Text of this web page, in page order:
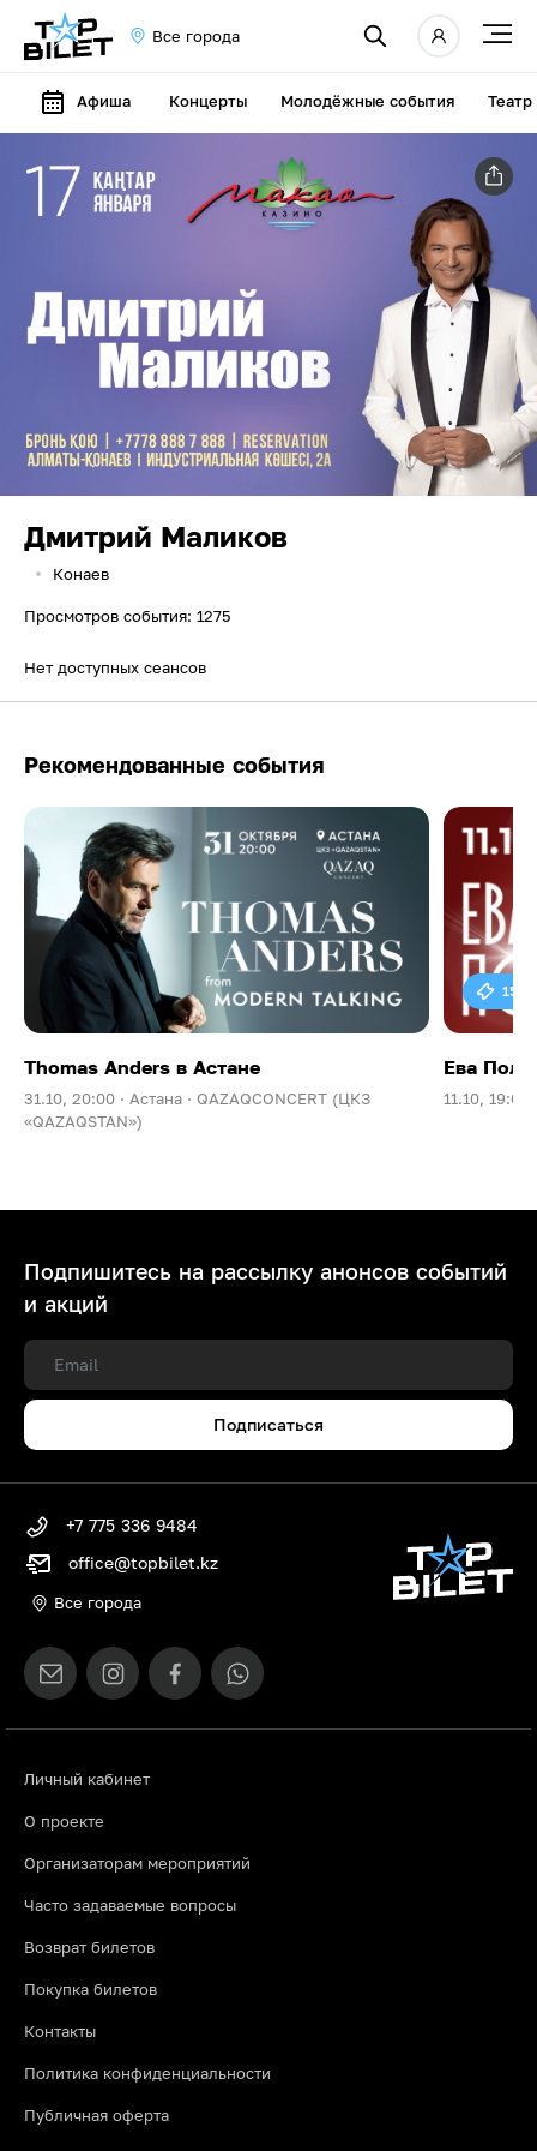
Все города
Афиша Концерты Молодёжные события Театр
Дмитрий Маликов
Конаев
Просмотров события: 1275
Нет доступных сеансов
Рекомендованные события
Thomas Anders в Астане
31.10, 20:00 · Астана · QAZAQCONCERT (ЦКЗ
«QAZAQSTAN»)
15
Ева
11.10, 19:00
Подпишитесь на рассылку анонсов событий
и акций
Подписаться
Личный кабинет
О проекте
Организаторам мероприятий
Часто задаваемые вопросы
Возврат билетов
Покупка билетов
Контакты
Политика конфиденциальности
Публичная оферта
+7 775 336 9484
office@topbilet.kz
Все города